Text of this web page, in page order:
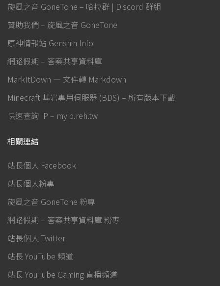
旋風之音 GoneTone – 哈拉群 | Discord 群組
贊助我們 – 旋風之音 GoneTone
原神情報站 Genshin Info
網路假期 – 答案共享資料庫
MarkItDown — 文件轉 Markdown
Minecraft 基岩專用伺服器 (BDS) – 所有版本下載
快速查詢 IP – myip.reh.tw
相關連結
站長個人 Facebook
站長個人粉專
旋風之音 GoneTone 粉專
網路假期 – 答案共享資料庫 粉專
站長個人 Twitter
站長 YouTube 頻道
站長 YouTube Gaming 直播頻道